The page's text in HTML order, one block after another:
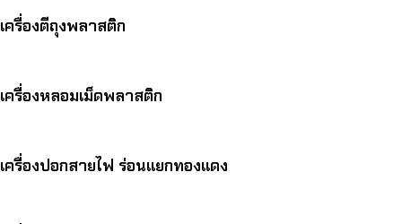
เครื่องตีถุงพลาสติก
เครื่องหลอมเม็ดพลาสติก
เครื่องปอกสายไฟ ร่อนแยกทองแดง